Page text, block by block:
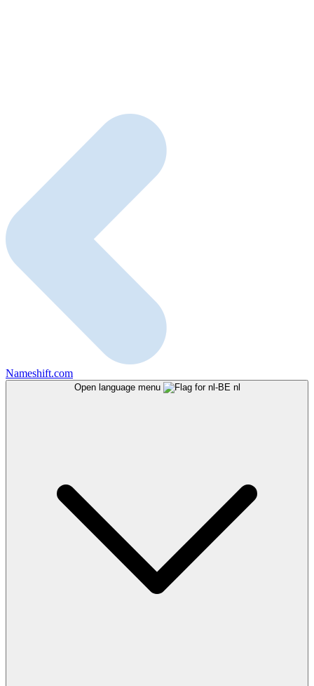
Nameshift.com
Open language menu nl